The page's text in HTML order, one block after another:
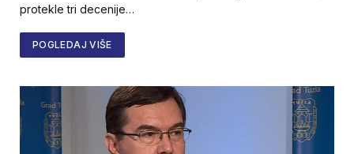
protekle tri decenije…
POGLEDAJ VIŠE